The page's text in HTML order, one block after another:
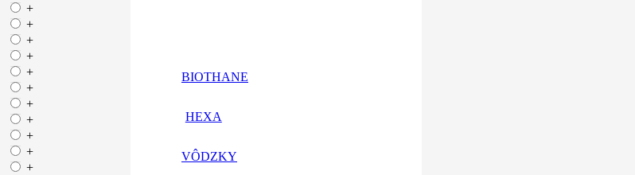
BIOTHANE
HEXA
VÔDZKY
+
+
+
+
+
+
+
+
+
+
+